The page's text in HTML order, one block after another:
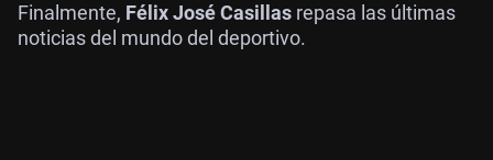
Finalmente, Félix José Casillas repasa las últimas
noticias del mundo del deportivo.